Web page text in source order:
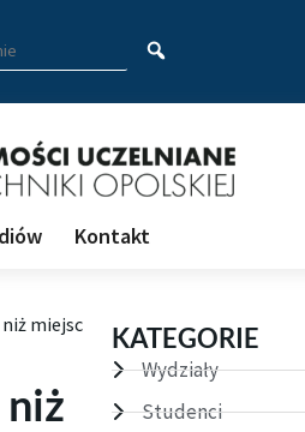
aby wyszukać
Kontakt
miejsc KATEGORIE
Wydziały
Studenci